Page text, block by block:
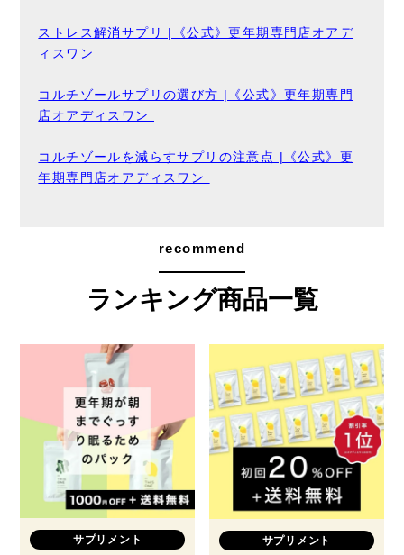
ストレス解消サプリ |《公式》更年期専門店オアデ
ィスワン
コルチゾールサプリの選び方 |《公式》更年期専門
店オアディスワン
コルチゾールを減らすサプリの注意点 |《公式》更
年期専門店オアディスワン
recommend
ランキング商品一覧
サプリメント サプリメント